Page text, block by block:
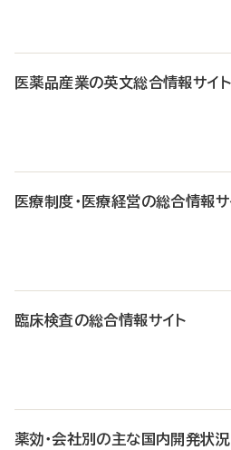
医薬品産業の英文総合情報サイト
医療制度・医療経営の総合情報サ
臨床検査の総合情報サイト
薬効・会社別の主な国内開発状況